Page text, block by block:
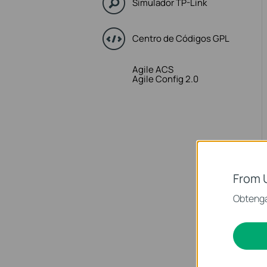
Simulador TP-Link
Centro de Códigos GPL
Agile ACS
Agile Config 2.0
From